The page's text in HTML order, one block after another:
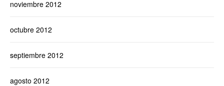
noviembre 2012
octubre 2012
septiembre 2012
agosto 2012